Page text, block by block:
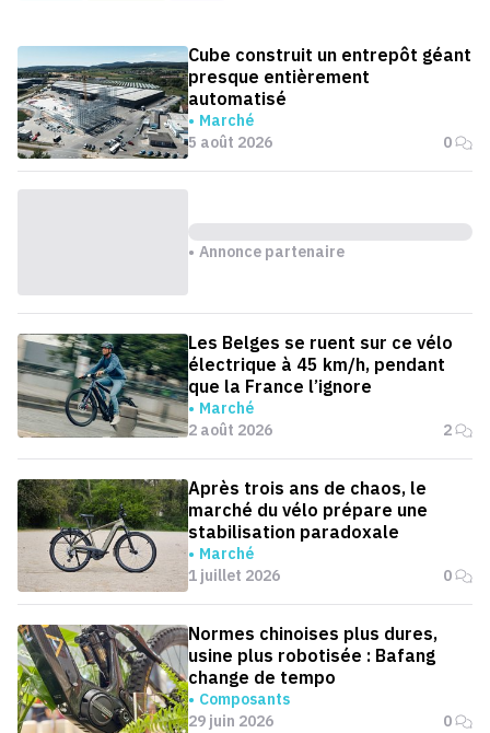
Cube construit un entrepôt géant
presque entièrement
automatisé
Marché
5 août 2026
0
Annonce partenaire
Les Belges se ruent sur ce vélo
électrique à 45 km/h, pendant
que la France l’ignore
Marché
2 août 2026
2
Après trois ans de chaos, le
marché du vélo prépare une
stabilisation paradoxale
Marché
1 juillet 2026
0
Normes chinoises plus dures,
usine plus robotisée : Bafang
change de tempo
Composants
29 juin 2026
0